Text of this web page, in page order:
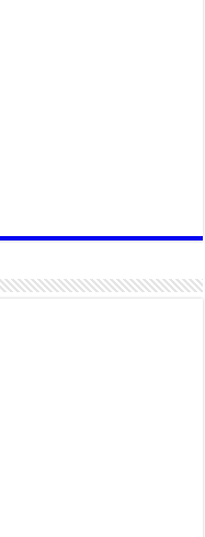
8100
зах,